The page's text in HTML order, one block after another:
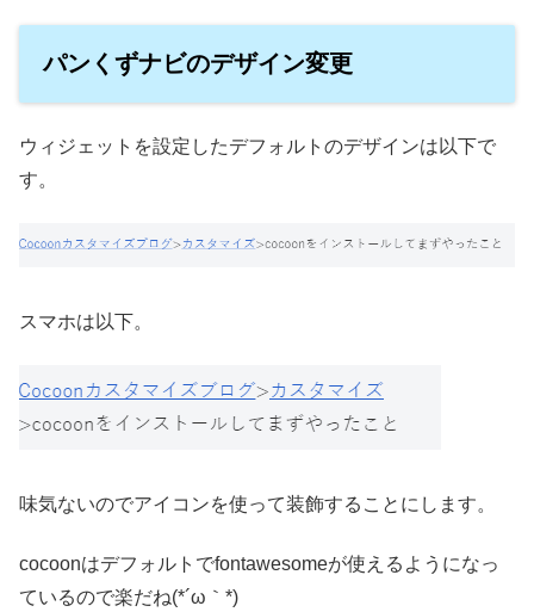
パンくずナビのデザイン変更
ウィジェットを設定したデフォルトのデザインは以下で
す。
スマホは以下。
味気ないのでアイコンを使って装飾することにします。
cocoonはデフォルトでfontawesomeが使えるようになっ
ているので楽だね(*´ω｀*)